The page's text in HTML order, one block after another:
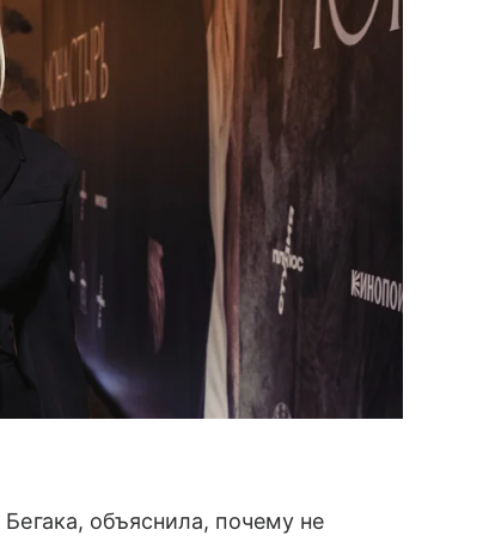
объяснила, почему не